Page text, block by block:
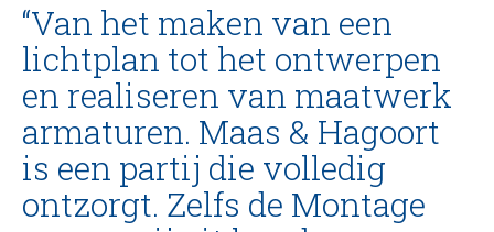
“Van het maken van een
lichtplan tot het ontwerpen
en realiseren van maatwerk
armaturen. Maas & Hagoort
is een partij die volledig
ontzorgt. Zelfs de Montage